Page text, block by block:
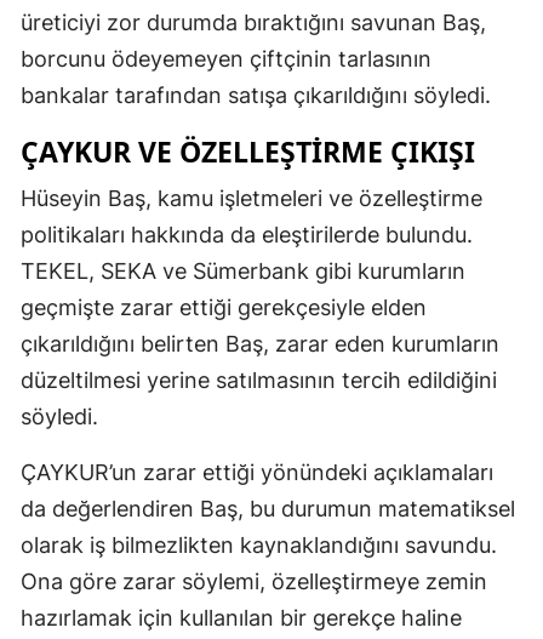
üreticiyi zor durumda bıraktığını savunan Baş,
borcunu ödeyemeyen çiftçinin tarlasının
bankalar tarafından satışa çıkarıldığını söyledi.
ÇAYKUR VE ÖZELLEŞTIRME ÇIKIŞI
Hüseyin Baş, kamu işletmeleri ve özelleştirme
politikaları hakkında da eleştirilerde bulundu.
TEKEL, SEKA ve Sümerbank gibi kurumların
geçmişte zarar ettiği gerekçesiyle elden
çıkarıldığını belirten Baş, zarar eden kurumların
düzeltilmesi yerine satılmasının tercih edildiğini
söyledi.
ÇAYKUR’un zarar ettiği yönündeki açıklamaları
da değerlendiren Baş, bu durumun matematiksel
olarak iş bilmezlikten kaynaklandığını savundu.
Ona göre zarar söylemi, özelleştirmeye zemin
hazırlamak için kullanılan bir gerekçe haline